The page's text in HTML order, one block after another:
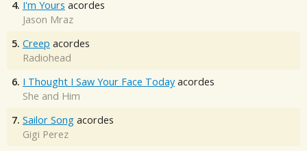
4. I'm Yours acordes
Jason Mraz
5. Creep acordes
Radiohead
6. I Thought I Saw Your Face Today acordes
She and Him
7. Sailor Song acordes
Gigi Perez